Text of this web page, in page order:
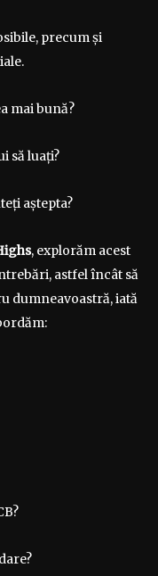
precum și
mai bună?
să luați?
aștepta?
, explorăm acest
astfel încât să
dumneavoastră, iată